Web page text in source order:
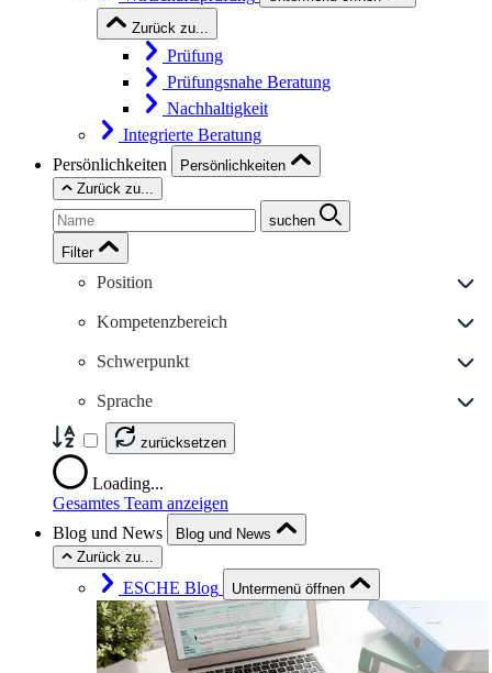
Zurück zu...
Prüfung
Prüfungsnahe Beratung
Nachhaltigkeit
Integrierte Beratung
Persönlichkeiten
Persönlichkeiten
Zurück zu...
suchen
Filter
Position
Kompetenzbereich
Schwerpunkt
Sprache
zurücksetzen
Loading...
Gesamtes Team anzeigen
Blog und News
Blog und News
Zurück zu...
ESCHE Blog Untermenü öffnen